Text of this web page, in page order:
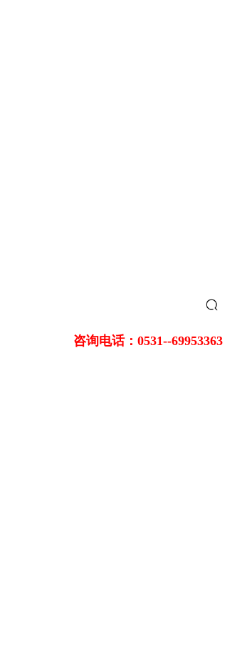
咨询电话：0531--69953363